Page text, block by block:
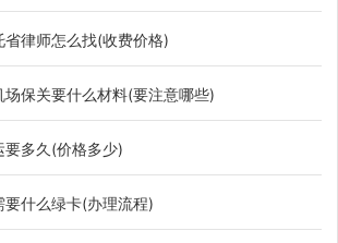
律师怎么找(收费价格)
保关要什么材料(要注意哪些)
多久(价格多少)
什么绿卡(办理流程)